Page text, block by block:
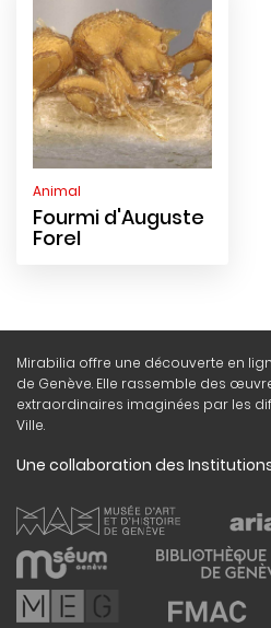
Animal
Fourmi d'Auguste
Forel
Mirabilia offre une découverte en
de Genève. Elle rassemble des
extraordinaires imaginées par les
Ville.
Une collaboration des